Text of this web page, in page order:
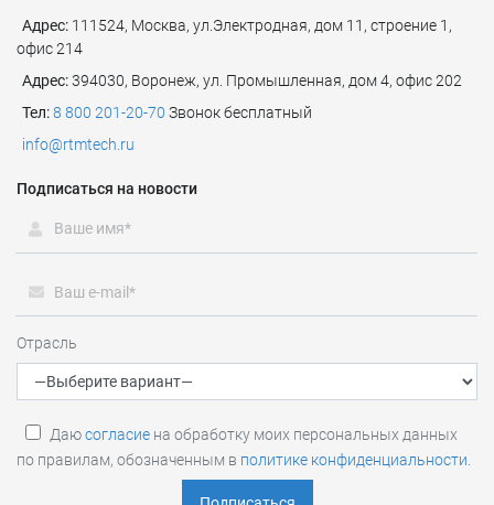
Адрес: 111524, Москва, ул.Электродная, дом 11, строение 1,
офис 214
Адрес:394030, Воронеж, ул. Промышленная, дом 4, офис 202
Тел:8 800 201-20-70 Звонок бесплатный
info@rtmtech.ru
Подписаться на новости
Отрасль
Даюсогласие на обработку моих персональных данных
по правилам, обозначенным в политике конфиденциальности